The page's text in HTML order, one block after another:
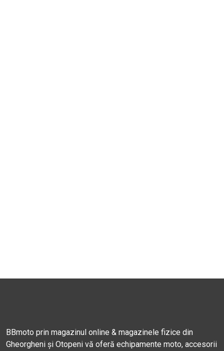
BBmoto prin magazinul online & magazinele fizice din
Gheorgheni și Otopeni vă oferă echipamente moto, accesorii